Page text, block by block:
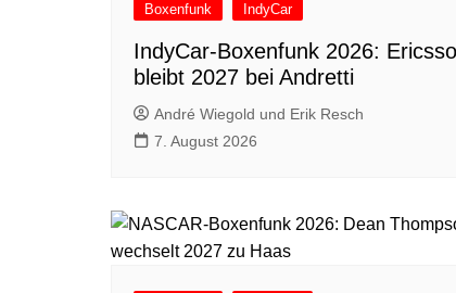
Boxenfunk IndyCar
IndyCar-Boxenfunk 2026:
bleibt 2027 bei Andretti
André Wiegold und Erik Resch
7. August 2026